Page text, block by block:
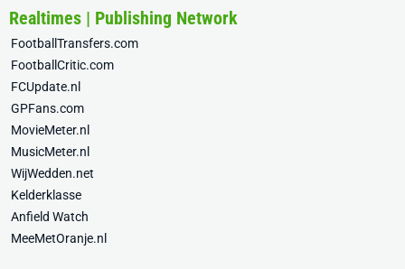
Realtimes | Publishing Network
FootballTransfers.com
FootballCritic.com
FCUpdate.nl
GPFans.com
MovieMeter.nl
MusicMeter.nl
WijWedden.net
Kelderklasse
Anfield Watch
MeeMetOranje.nl